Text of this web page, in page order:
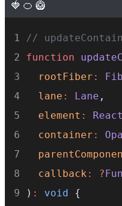
//
function
rootFiber :
lane : Lane ,
element :
container :
callback : ?
) : void
{